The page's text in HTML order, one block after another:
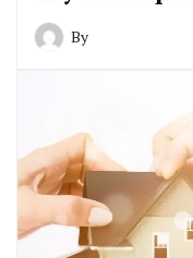
By